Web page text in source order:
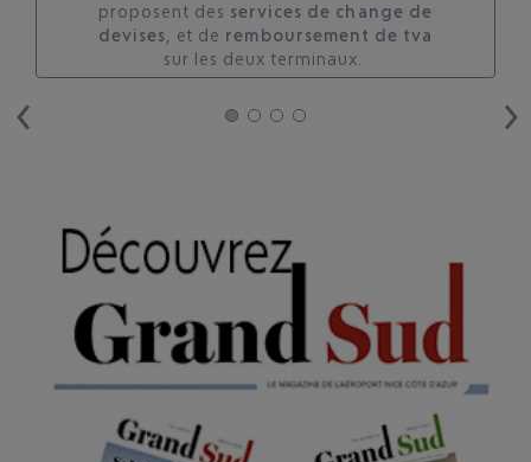
proposent des services de change de
devises , et de remboursement de tva
sur les deux terminaux. ​